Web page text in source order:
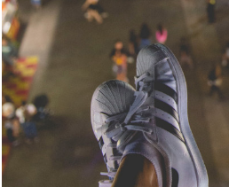
точно не
дни